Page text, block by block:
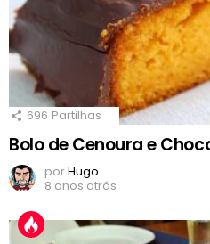
696 Partilhas
Bolo de Cenoura e
porHugo
8 anos atrás